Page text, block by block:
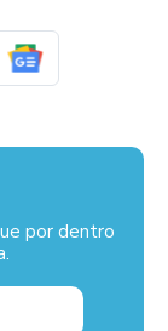
por dentro